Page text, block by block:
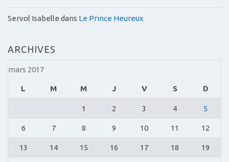
Servol Isabelle dans Le Prince Heureux
ARCHIVES
mars 2017
L M M J V S D
1 2 3 4 5
6 7 8 9 10 11 12
13 14 15 16 17 18 19